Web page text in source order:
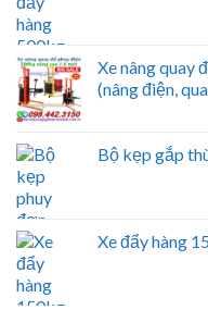
Xe nâng quay
(nâng điện,
Bộ kẹp gắp
Xe đẩy hàng